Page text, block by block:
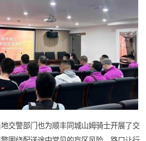
交警部门也为顺丰同城山姆骑士开展了交